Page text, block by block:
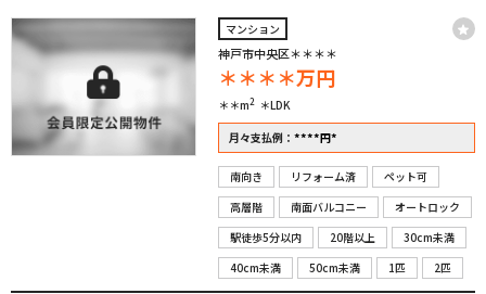
マンション
神戸市中央区＊＊＊＊
＊＊＊＊万円
＊＊m2 ＊LDK
月々支払例：****円*
南向き リフォーム済
ペット可
高層階
南面バルコニー
オートロック
駅徒歩5分以内
20階以上
30cm未満
40cm未満
50cm未満 1匹 2匹